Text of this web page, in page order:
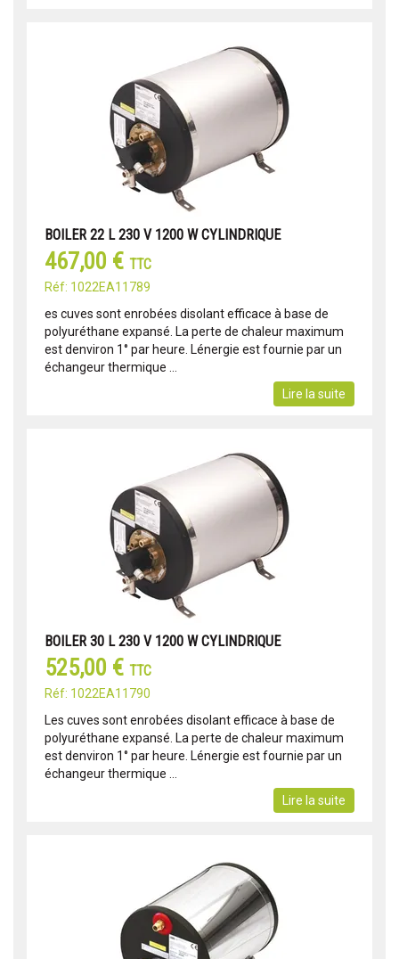
BOILER 22 L 230 V 1200 W CYLINDRIQUE
467,00 € TTC
Réf: 1022EA11789
es cuves sont enrobées disolant efficace à base de
polyuréthane expansé. La perte de chaleur maximum
est denviron 1° par heure. Lénergie est fournie par un
échangeur thermique ...
Lire la suite
BOILER 30 L 230 V 1200 W CYLINDRIQUE
525,00 € TTC
Réf: 1022EA11790
Les cuves sont enrobées disolant efficace à base de
polyuréthane expansé. La perte de chaleur maximum
est denviron 1° par heure. Lénergie est fournie par un
échangeur thermique ...
Lire la suite